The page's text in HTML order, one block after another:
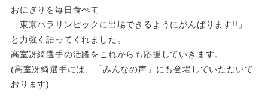
おにぎりを毎日食べて
東京パラリンピックに出場できるようにがんばります!!」
と力強く語ってくれました。
高室冴綺選手の活躍をこれからも応援していきます。
(高室冴綺選手には、「みんなの声 」にも登場していただいて
おります)